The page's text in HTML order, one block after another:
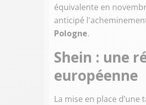
équivalente en
anticipé
Pologne.
Shein : une
européenne
La mise en place